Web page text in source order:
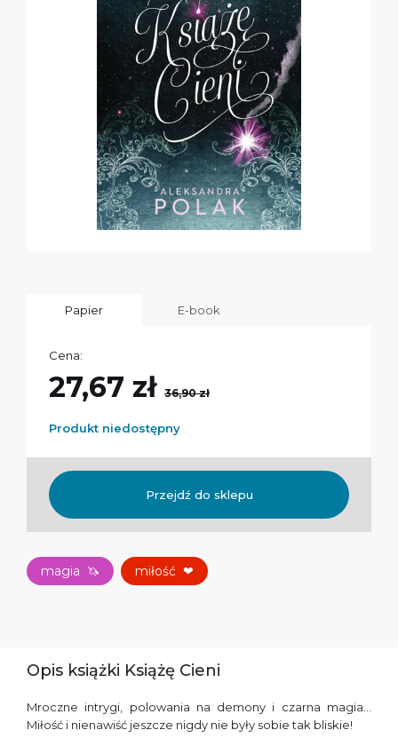
Papier E-book
Cena:
27,67 zł 36,90 zł
Produkt niedostępny
Przejdź do sklepu
magia 🦄 miłość ❤
Opis książki Książę Cieni
Mroczne intrygi, polowania na demony i czarna magia…
Miłość i nienawiść jeszcze nigdy nie były sobie tak bliskie!